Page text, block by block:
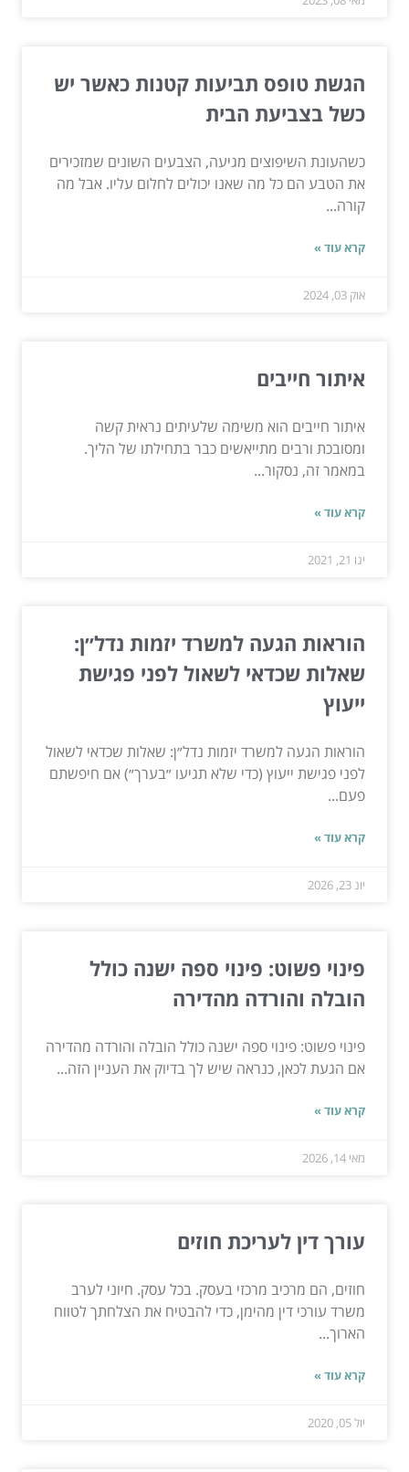
הגשת טופס תביעות קטנות כאשר יש
כשל בצביעת הבית
כשהעונת השיפוצים מגיעה, הצבעים השונים שמזכירים
את הטבע הם כל מה שאנו יכולים לחלום עליו. אבל מה
קורה...
קרא עוד »
אוק 03, 2024
איתור חייבים
איתור חייבים הוא משימה שלעיתים נראית קשה
ומסובכת ורבים מתייאשים כבר בתחילתו של הליך.
במאמר זה, נסקור...
קרא עוד »
ינו 21, 2021
הוראות הגעה למשרד יזמות נדל״ן:
שאלות שכדאי לשאול לפני פגישת
ייעוץ
הוראות הגעה למשרד יזמות נדל״ן: שאלות שכדאי לשאול
לפני פגישת ייעוץ (כדי שלא תגיעו ״בערך״) אם חיפשתם
פעם...
קרא עוד »
יונ 23, 2026
פינוי פשוט: פינוי ספה ישנה כולל
הובלה והורדה מהדירה
פינוי פשוט: פינוי ספה ישנה כולל הובלה והורדה מהדירה
אם הגעת לכאן, כנראה שיש לך בדיוק את העניין הזה...
קרא עוד »
מאי 14, 2026
עורך דין לעריכת חוזים
חוזים, הם מרכיב מרכזי בעסק. בכל עסק. חיוני לערב
משרד עורכי דין מהימן, כדי להבטיח את הצלחתך לטווח
הארוך...
קרא עוד »
יול 05, 2020